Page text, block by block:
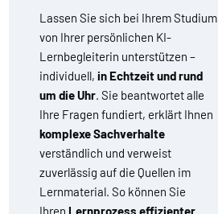
Lassen Sie sich bei Ihrem Studium
von Ihrer persönlichen KI-
Lernbegleiterin unterstützen –
individuell, in Echtzeit und rund
um die Uhr. Sie beantwortet alle
Ihre Fragen fundiert, erklärt Ihnen
komplexe Sachverhalte
verständlich und verweist
zuverlässig auf die Quellen im
Lernmaterial. So können Sie
Ihren Lernprozess effizienter